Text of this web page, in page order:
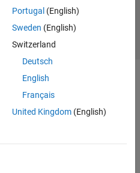
Portugal (English)
Sweden (English)
Switzerland
Deutsch
English
Français
United Kingdom(English)